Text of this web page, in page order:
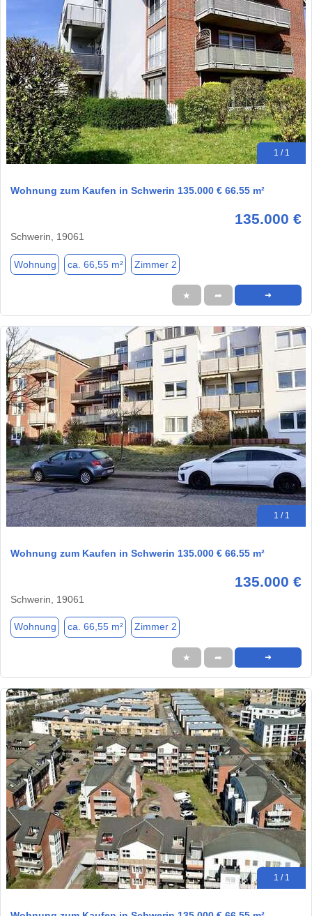
1 / 1
Wohnung zum Kaufen in Schwerin 135.000 € 66.55 m²
135.000 €
Schwerin, 19061
Wohnung ca. 66,55 m² Zimmer 2
★ ➦ ➜
1 / 1
Wohnung zum Kaufen in Schwerin 135.000 € 66.55 m²
135.000 €
Schwerin, 19061
Wohnung ca. 66,55 m² Zimmer 2
★ ➦ ➜
1 / 1